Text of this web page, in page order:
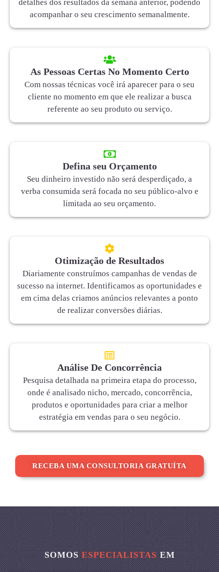
detalhes dos resultados da semana anterior, podendo
acompanhar o seu crescimento semanalmente.
As Pessoas Certas No Momento Certo
Com nossas técnicas você irá aparecer para o seu
cliente no momento em que ele realizar a busca
referente ao seu produto ou serviço.
Defina seu Orçamento
Seu dinheiro investido não será desperdiçado, a
verba consumida será focada no seu público-alvo e
limitada ao seu orçamento.
Otimização de Resultados
Diariamente construímos campanhas de vendas de
sucesso na internet. Identificamos as oportunidades e
em cima delas criamos anúncios relevantes a ponto
de realizar conversões diárias.
Análise De Concorrência
Pesquisa detalhada na primeira etapa do processo,
onde é analisado nicho, mercado, concorrência,
produtos e oportunidades para criar a melhor
estratégia em vendas para o seu negócio.
RECEBA UMA CONSULTORIA GRATUÍTA
SOMOSESPECIALISTASEM